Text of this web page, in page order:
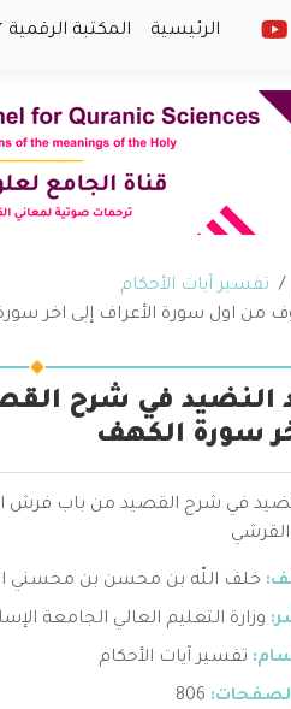
الرئيسية المكتبة الرقمية
تفسير آيات الأحكام
اول سورة الأعراف إلى اخر
النضيد في شرح
سورة الكهف
في شرح القصيد من باب فرش
خلف اللّه بن محسن بن محسني
وزارة التعليم العالي الجامعة
تفسير آيات الأحكام
806